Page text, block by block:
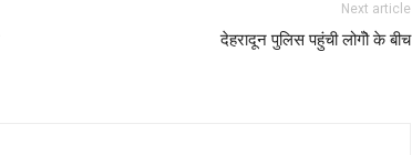
Next article
देहरादून पुलिस पहुंची लोगोॆ के बीच